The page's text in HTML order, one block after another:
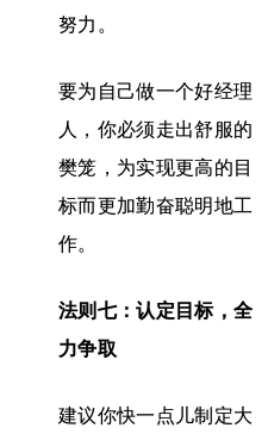
努力。
要为自己做一个好经理
人，你必须走出舒服的
樊笼，为实现更高的目
标而更加勤奋聪明地工
作。
法则七：认定目标，全
力争取
建议你快一点儿制定大